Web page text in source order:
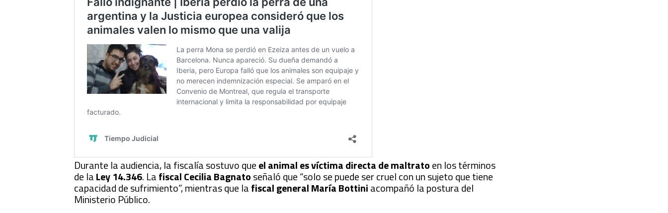
Durante la audiencia, la fiscalía sostuvo queel animal es víctima directa de maltratoen los términos
de laLey 14.346. Lafiscal Cecilia Bagnatoseñaló que “solo se puede ser cruel con un sujeto que tiene
capacidad de sufrimiento”, mientras que lafiscal general María Bottiniacompañó la postura del
Ministerio Público.